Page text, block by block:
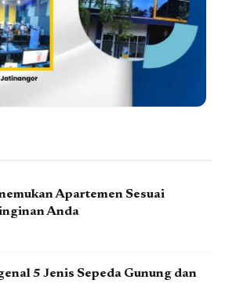
Apartemen Sesuai
Anda
5 Jenis Sepeda Gunung dan